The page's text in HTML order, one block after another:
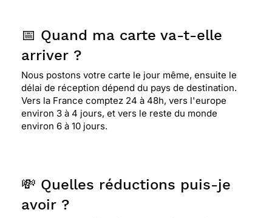
📅 Quand ma carte va-t-elle
arriver ?
Nous postons votre carte le jour même, ensuite le
délai de réception dépend du pays de destination.
Vers la France comptez 24 à 48h, vers l'europe
environ 3 à 4 jours, et vers le reste du monde
environ 6 à 10 jours.
💸 Quelles réductions puis-je
avoir ?